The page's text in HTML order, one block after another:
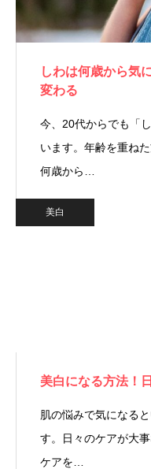
しわは何歳から気
変わる
今、20代からでも「
います。年齢を重ね
何歳から…
美白
美白になる方法！
肌の悩みで気になる
す。日々のケアが大
ケアを…